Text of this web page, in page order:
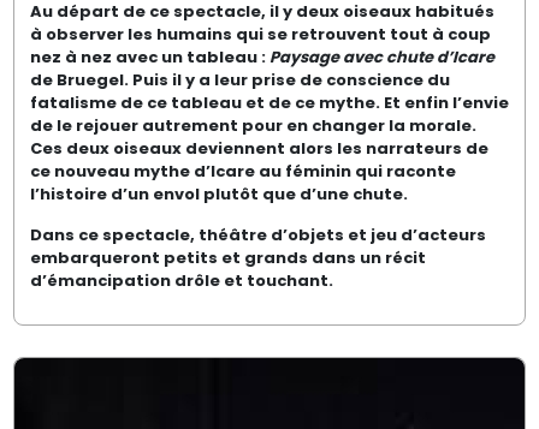
Au départ de ce spectacle, il y deux oiseaux habitués
à observer les humains qui se retrouvent tout à coup
nez à nez avec un tableau : Paysage avec chute d’Icare
de Bruegel. Puis il y a leur prise de conscience du
fatalisme de ce tableau et de ce mythe. Et enfin l’envie
de le rejouer autrement pour en changer la morale.
Ces deux oiseaux deviennent alors les narrateurs de
ce nouveau mythe d’Icare au féminin qui raconte
l’histoire d’un envol plutôt que d’une chute.
Dans ce spectacle, théâtre d’objets et jeu d’acteurs
embarqueront petits et grands dans un récit
d’émancipation drôle et touchant.